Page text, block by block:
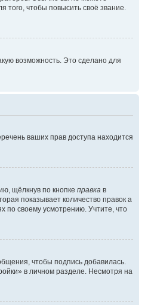
чтобы повысить своё звание.
возможность. Это сделано для
ваших прав доступа находится
щёлкнув по кнопке правка в
показывает количество правок а
по своему усмотрению. Учтите, что
чтобы подпись добавилась.
в личном разделе. Несмотря на